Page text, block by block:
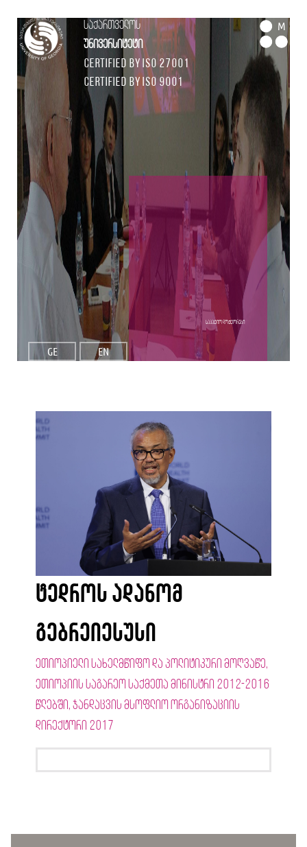
საქართველოს
უნივერსიტეტი
Certified by ISO 27001
Certified by ISO 9001
M
GE EN
საპატიო დოქტორები
ტედროს ადანომ
გებრეიესუსი
ეთიოპიელი სახელმწიფო და პოლიტიკური მოღვაწე,
ეთიოპიის საგარეო საქმეთა მინისტრი 2012-2016
წლებში, ჯანდაცვის მსოფლიო ორგანიზაციის
დირექტორი 2017